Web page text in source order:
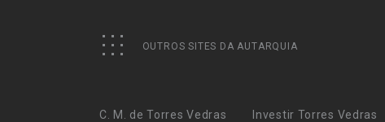
OUTROS SITES DA AUTARQUIA
C. M. de Torres Vedras
Investir Torres Vedras